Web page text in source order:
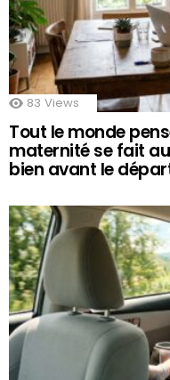
83 Views
Tout le monde
maternité se fait
bien avant le